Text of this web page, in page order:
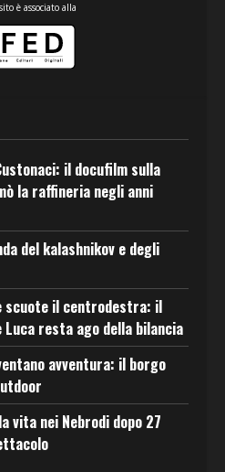
è associato alla
il docufilm sulla
la raffineria negli anni
del kalashnikov e degli
scuote il centrodestra: il
resta ago della bilancia
avventura: il borgo
vita nei Nebrodi dopo 27